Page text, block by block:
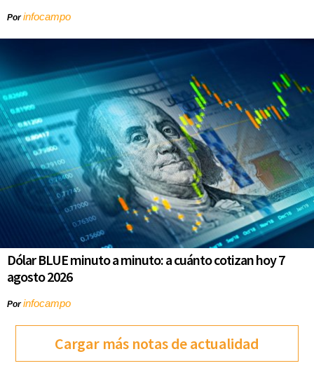
Porinfocampo
Dólar BLUE minuto a minuto: a cuánto cotizan hoy 7
agosto 2026
Porinfocampo
Cargar más notas de actualidad